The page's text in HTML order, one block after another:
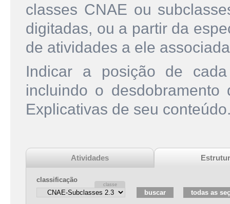
classes CNAE ou
digitadas, ou a partir da
de atividades a ele
Indicar a posição de
incluindo o
Explicativas de seu
Atividades
classificação